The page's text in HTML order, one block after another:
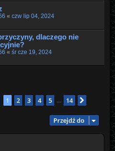
« czw lip 04, 2024
dlaczego nie
« śr cze 19, 2024
1 z14
1 2 3 4 5 14
Przejdź do